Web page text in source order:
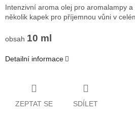
Intenzivní aroma olej pro aromalampy
několik kapek pro příjemnou vůni v
obsah 10 ml
Detailní informace
ZEPTAT SE SDÍLET